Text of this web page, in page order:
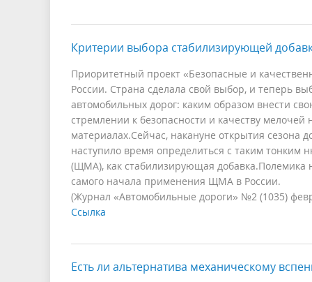
Критерии выбора стабилизирующей
Приоритетный проект «Безопасные и
России. Страна сделала свой выбор, и теперь
автомобильных дорог: каким образом внести
стремлении к безопасности и качеству
материалах.Сейчас, накануне открытия сезона
наступило время определиться с таким тонким
(ЩМА), как стабилизирующая добавка.Полемика
самого начала применения ЩМА в России.
(Журнал «Автомобильные дороги» №2 (1035)
Ссылка
Есть ли альтернатива механическому